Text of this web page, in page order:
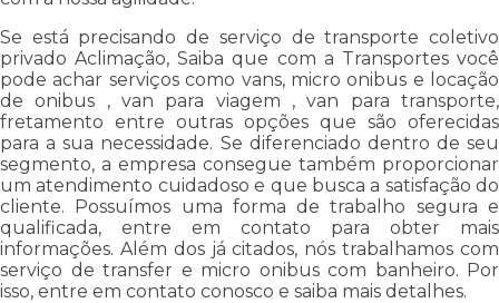
Se está precisando de serviço de transporte coletivo
privado Aclimação, Saiba que com a Transportes você
pode achar serviços como vans, micro onibus e locação
de onibus , van para viagem , van para transporte,
fretamento entre outras opções que são oferecidas
para a sua necessidade. Se diferenciado dentro de seu
segmento, a empresa consegue também proporcionar
um atendimento cuidadoso e que busca a satisfação do
cliente. Possuímos uma forma de trabalho segura e
qualificada, entre em contato para obter mais
informações. Além dos já citados, nós trabalhamos com
serviço de transfer e micro onibus com banheiro. Por
isso, entre em contato conosco e saiba mais detalhes.